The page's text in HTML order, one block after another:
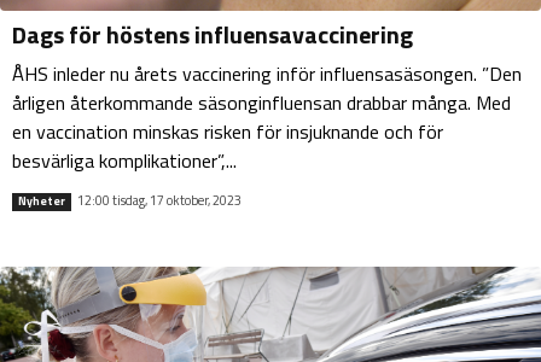
Dags för höstens influensavaccinering
ÅHS inleder nu årets vaccinering inför influensasäsongen. ”Den
årligen återkommande säsonginfluensan drabbar många. Med
en vaccination minskas risken för insjuknande och för
besvärliga komplikationer”,...
Nyheter 12:00 tisdag, 17 oktober, 2023